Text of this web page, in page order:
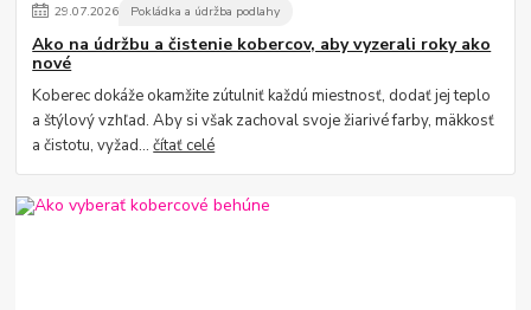
29.07.2026 Pokládka a údržba podlahy
Ako na údržbu a čistenie kobercov, aby vyzerali roky ako
nové
Koberec dokáže okamžite zútulniť každú miestnosť, dodať jej teplo
a štýlový vzhľad. Aby si však zachoval svoje žiarivé farby, mäkkosť
a čistotu, vyžad...čítať celé